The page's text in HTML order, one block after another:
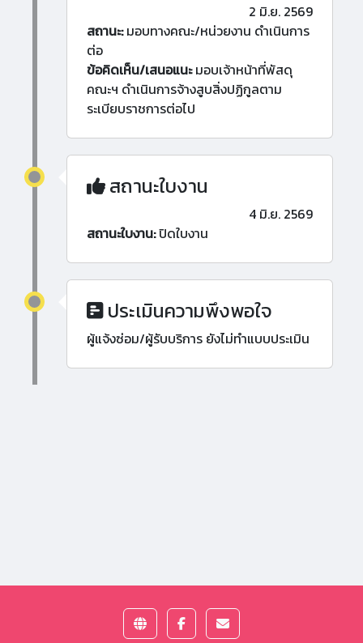
2 มิ.ย. 2569
สถานะ:มอบทางคณะ/หน่วยงาน ดำเนินการ
ต่อ
ข้อคิดเห็น/เสนอแนะมอบเจ้าหน้าที่พัสดุ
คณะฯ ดำเนินการจ้างสูบสิ่งปฏิกูลตาม
ระเบียบราชการต่อไป
สถานะใบงาน
4 มิ.ย. 2569
สถานะใบงาน:ปิดใบงาน
ประเมินความพึงพอใจ
ผู้แจ้งซ่อม/ผู้รับบริการ ยังไม่ทำแบบประเมิน